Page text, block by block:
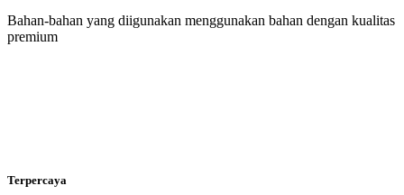
Bahan-bahan yang diigunakan menggunakan bahan dengan kualitas
premium
Terpercaya